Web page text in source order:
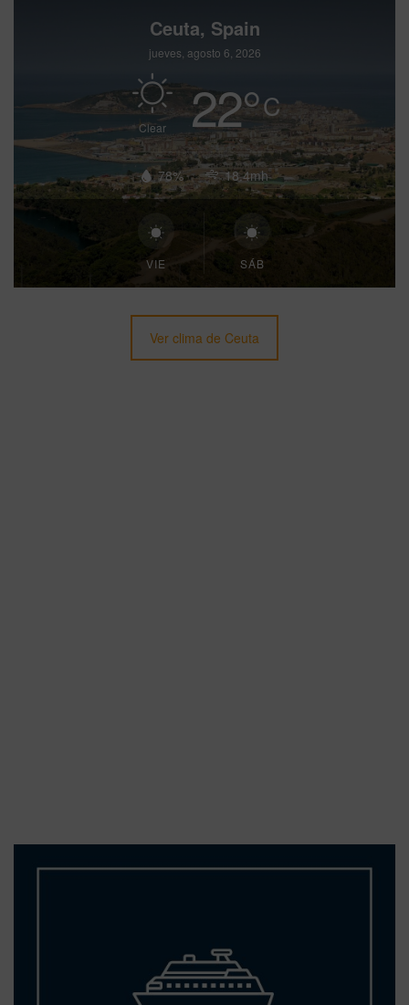
Ceuta, Spain
jueves, agosto 6, 2026
Clear 22°C
78% 18.4mh
VIE SÁB
Ver clima de Ceuta